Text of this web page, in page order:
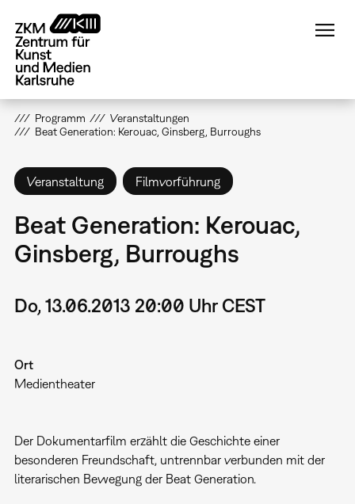
zum
Inhalt
Programm
Veranstaltungen
Beat Generation: Kerouac, Ginsberg, Burroughs
Veranstaltung Filmvorführung
Beat Generation: Kerouac,
Ginsberg, Burroughs
Do, 13.06.2013 20:00 Uhr CEST
Ort
Medientheater
Der Dokumentarfilm erzählt die Geschichte einer
besonderen Freundschaft, untrennbar verbunden mit der
literarischen Bewegung der Beat Generation.